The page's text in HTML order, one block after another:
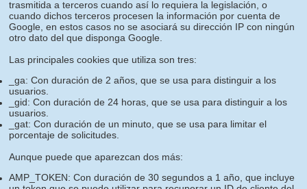
trasmitida a terceros cuando así lo requiera la legislación, o
cuando dichos terceros procesen la información por cuenta de
Google, en estos casos no se asociará su dirección IP con ningún
otro dato del que disponga Google.
Las principales cookies que utiliza son tres:
_ga: Con duración de 2 años, que se usa para distinguir a los
usuarios.
_gid: Con duración de 24 horas, que se usa para distinguir a los
usuarios.
_gat: Con duración de un minuto, que se usa para limitar el
porcentaje de solicitudes.
Aunque puede que aparezcan dos más:
AMP_TOKEN: Con duración de 30 segundos a 1 año, que incluye